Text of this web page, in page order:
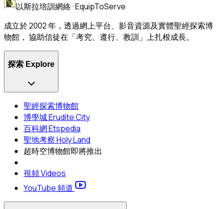
以斯拉培訓網絡 · EquipToServe
成立於 2002 年，透過網上平台、影音資源及實體聖經探索博
物館， 協助信徒在「考究、遵行、教訓」上扎根成長。
探索 Explore
聖經探索博物館
博學城 Erudite City
百科網 Etspedia
聖地考察 Holy Land
超時空博物館即將推出
視頻 Videos
YouTube 頻道